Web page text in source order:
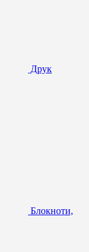
Друк
Блокноти,